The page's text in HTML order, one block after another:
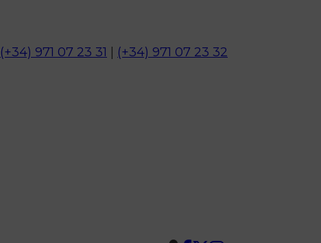
(+34) 971 07 23 31 (+34) 971 07 23 32